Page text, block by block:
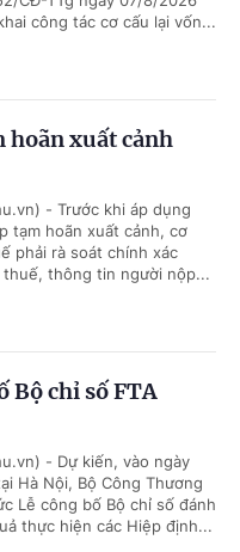
công tác cơ cấu lại vốn...
hoãn xuất cảnh
- Trước khi áp dụng
tạm hoãn xuất cảnh, cơ
phải rà soát chính xác
thuế, thông tin người nộp...
Bộ chỉ số FTA
- Dự kiến, vào ngày
Hà Nội, Bộ Công Thương
Lễ công bố Bộ chỉ số đánh
thực hiện các Hiệp định...